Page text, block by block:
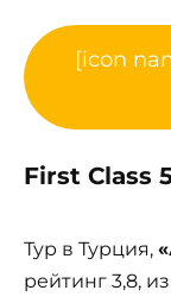
[icon
First Class
Тур в Турция,
рейтинг 3,8, из